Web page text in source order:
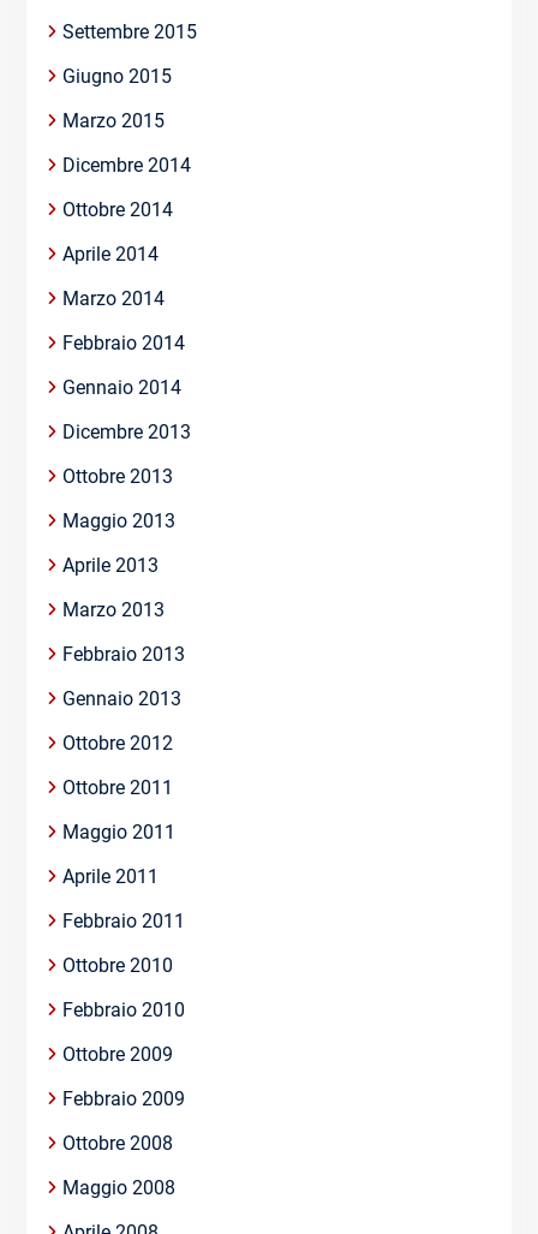
Settembre 2015
Giugno 2015
Marzo 2015
Dicembre 2014
Ottobre 2014
Aprile 2014
Marzo 2014
Febbraio 2014
Gennaio 2014
Dicembre 2013
Ottobre 2013
Maggio 2013
Aprile 2013
Marzo 2013
Febbraio 2013
Gennaio 2013
Ottobre 2012
Ottobre 2011
Maggio 2011
Aprile 2011
Febbraio 2011
Ottobre 2010
Febbraio 2010
Ottobre 2009
Febbraio 2009
Ottobre 2008
Maggio 2008